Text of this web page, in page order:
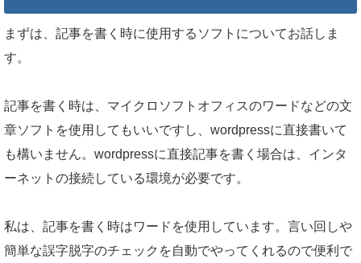
まずは、記事を書く時に使用するソフトについてお話しま
す。
記事を書く時は、マイクロソフトオフィスのワードなどの文
章ソフトを使用してもいいですし、wordpressに直接書いて
も構いません。wordpressに直接記事を書く場合は、インタ
ーネットの接続している環境が必要です。
私は、記事を書く時はワードを使用しています。言い回しや
簡単な誤字脱字のチェックを自動でやってくれるので便利で